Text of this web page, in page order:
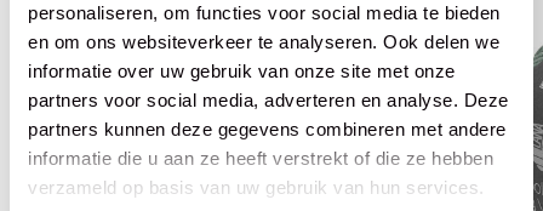
personaliseren, om functies voor social media te bieden
en om ons websiteverkeer te analyseren. Ook delen we
informatie over uw gebruik van onze site met onze
partners voor social media, adverteren en analyse. Deze
partners kunnen deze gegevens combineren met andere
informatie die u aan ze heeft verstrekt of die ze hebben
verzameld op basis van uw gebruik van hun services.